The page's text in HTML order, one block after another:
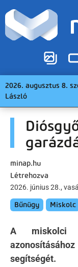
2026. augusztus 8.
László
minap.hu
Létrehozva
2026. június 28.,
Bűnügy Miskolc
A miskolci
segítségét.